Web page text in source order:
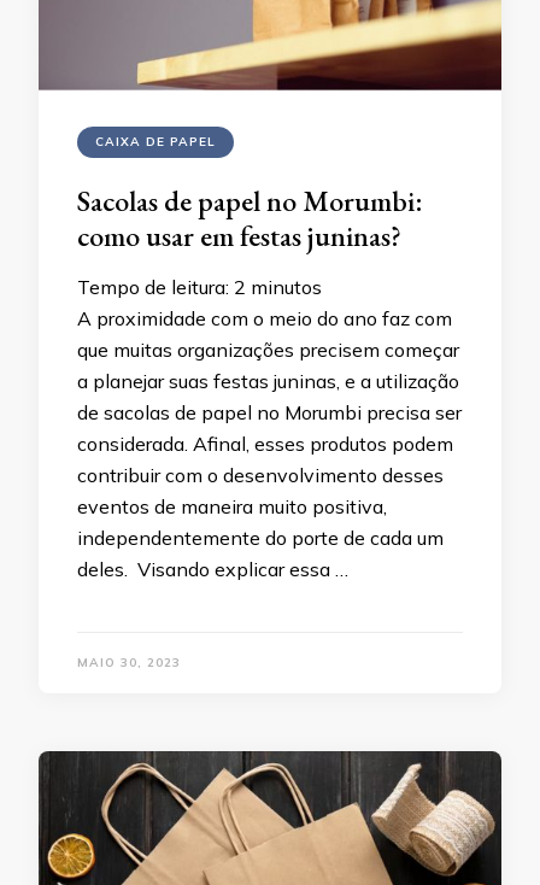
CAIXA DE PAPEL
Sacolas de papel no Morumbi:
como usar em festas juninas?
Tempo de leitura: 2 minutos
A proximidade com o meio do ano faz com
que muitas organizações precisem começar
a planejar suas festas juninas, e a utilização
de sacolas de papel no Morumbi precisa ser
considerada. Afinal, esses produtos podem
contribuir com o desenvolvimento desses
eventos de maneira muito positiva,
independentemente do porte de cada um
deles. Visando explicar essa …
MAIO 30, 2023